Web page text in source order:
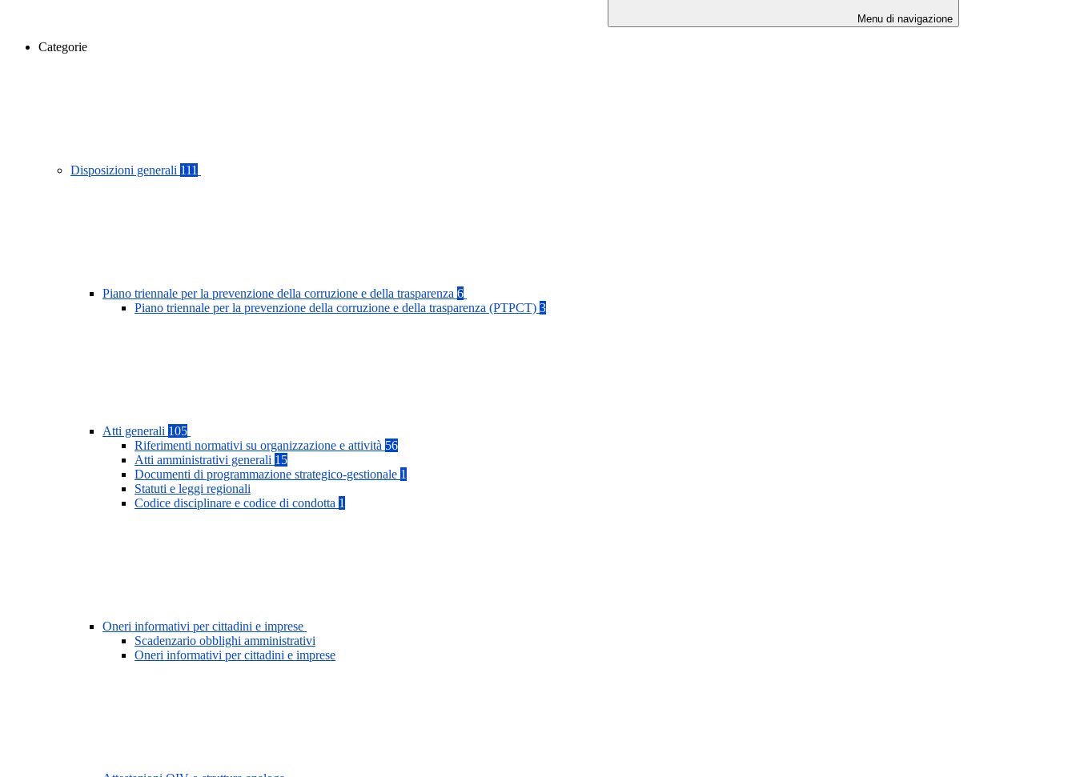
Menu di navigazione
Categorie
Disposizioni generali 111
Piano triennale per la prevenzione della corruzione e della trasparenza 6
Piano triennale per la prevenzione della corruzione e della trasparenza (PTPCT) 3
Atti generali 105
Riferimenti normativi su organizzazione e attività 56
Atti amministrativi generali 15
Documenti di programmazione strategico-gestionale 1
Statuti e leggi regionali
Codice disciplinare e codice di condotta 1
Oneri informativi per cittadini e imprese
Scadenzario obblighi amministrativi
Oneri informativi per cittadini e imprese